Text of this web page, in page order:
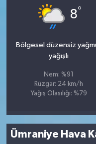
8°
Bölgesel düzensiz
yağışlı
Nem: %91
Rüzgar: 24 km/h
Yağış Olasılığı: %79
Ümraniye Hava